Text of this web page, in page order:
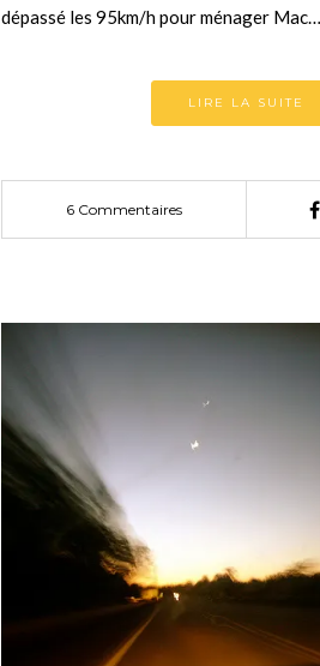
dépassé les 95km/h pour ménager Mac…
LIRE LA SUITE
6 Commentaires